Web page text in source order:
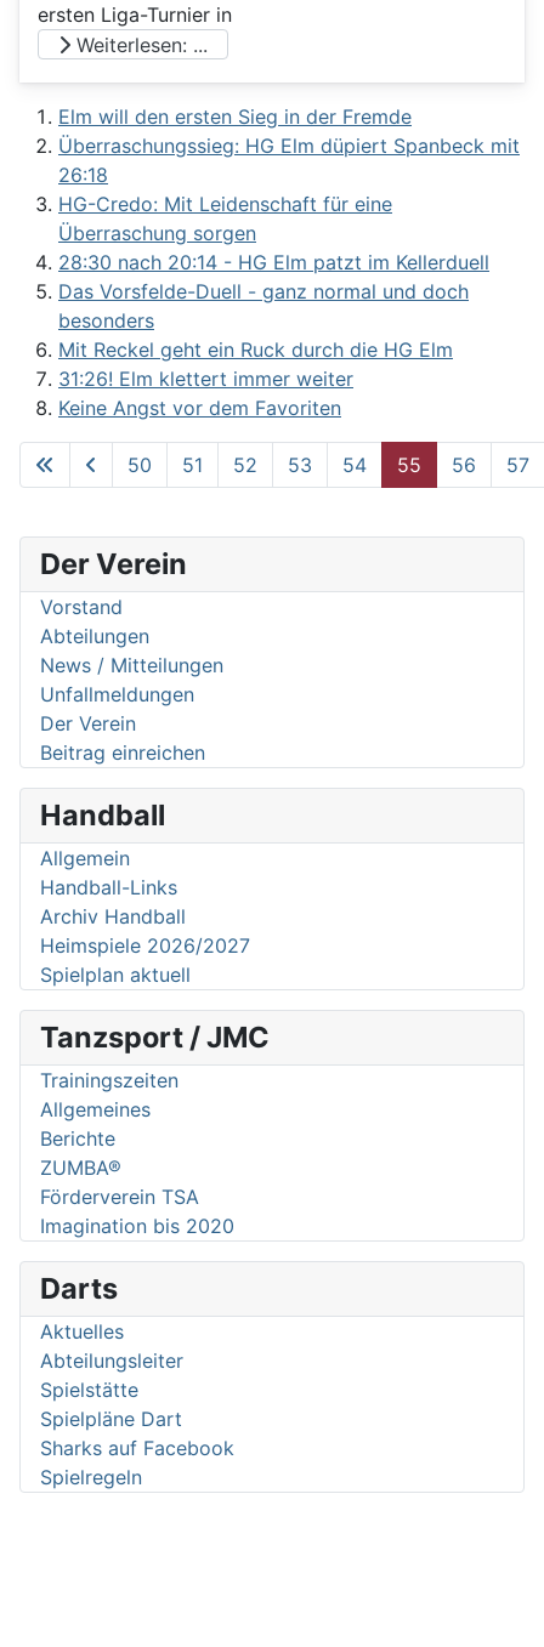
Der Verein
Vorstand
Abteilungen
News / Mitteilungen
Unfallmeldungen
Der Verein
Beitrag einreichen
Handball
Allgemein
Handball-Links
Archiv Handball
Heimspiele 2026/2027
Spielplan aktuell
Tanzsport / JMC
Trainingszeiten
Allgemeines
Berichte
ZUMBA®
Förderverein TSA
Imagination bis 2020
Darts
Aktuelles
Abteilungsleiter
Spielstätte
Spielpläne Dart
Sharks auf Facebook
Spielregeln
ersten Liga-Turnier in
Weiterlesen: ...
Elm will den ersten Sieg in der Fremde
Überraschungssieg: HG Elm düpiert Spanbeck mit
26:18
HG-Credo: Mit Leidenschaft für eine
Überraschung sorgen
28:30 nach 20:14 - HG Elm patzt im Kellerduell
Das Vorsfelde-Duell - ganz normal und doch
besonders
Mit Reckel geht ein Ruck durch die HG Elm
31:26! Elm klettert immer weiter
Keine Angst vor dem Favoriten
Seite 55 von 62
50 51 52 53 54 55 56 57